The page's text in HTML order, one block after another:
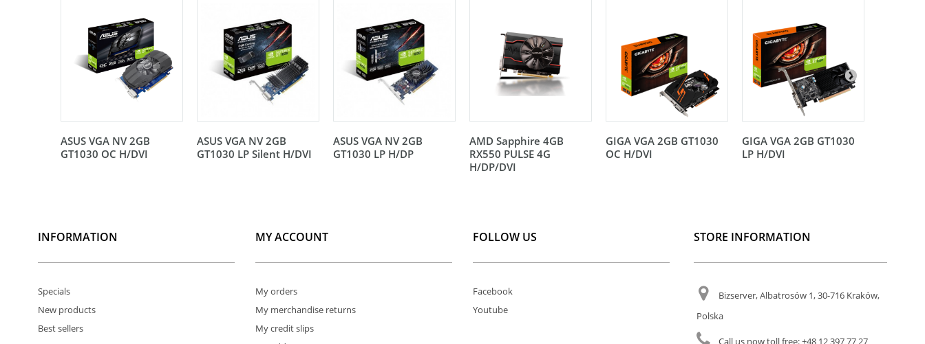
ASUS VGA NV 2GB
GT1030 OC H/DVI
ASUS VGA NV 2GB
GT1030 LP Silent H/DVI
ASUS VGA NV 2GB
GT1030 LP H/DP
AMD Sapphire 4GB
RX550 PULSE 4G
H/DP/DVI
GIGA VGA 2GB GT1030
OC H/DVI
GIGA VGA 2GB GT1030
LP H/DVI
INFORMATION
Specials
New products
Best sellers
MY ACCOUNT
My orders
My merchandise returns
My credit slips
FOLLOW US
Facebook
Youtube
STORE INFORMATION
Bizserver, Albatrosów 1, 30-716 Kraków,
Polska
Call us now toll free:+48 12 397 77 27